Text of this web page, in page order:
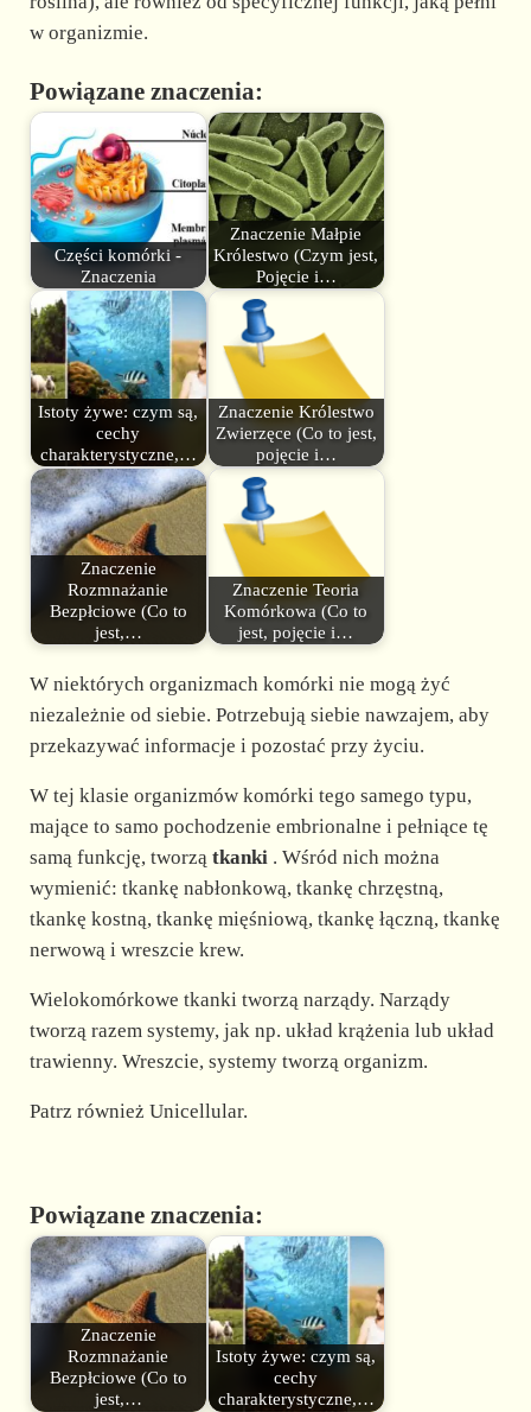
w organizmie.
Powiązane znaczenia:
Części komórki -
Znaczenia
Znaczenie Małpie
Królestwo (Czym jest,
Pojęcie i…
Istoty żywe: czym są,
cechy
charakterystyczne,…
Znaczenie Królestwo
Zwierzęce (Co to jest,
pojęcie i…
Znaczenie
Rozmnażanie
Bezpłciowe (Co to
jest,…
Znaczenie Teoria
Komórkowa (Co to
jest, pojęcie i…
W niektórych organizmach komórki nie mogą żyć
niezależnie od siebie. Potrzebują siebie nawzajem, aby
przekazywać informacje i pozostać przy życiu.
W tej klasie organizmów komórki tego samego typu,
mające to samo pochodzenie embrionalne i pełniące tę
samą funkcję, tworzą tkanki. Wśród nich można
wymienić: tkankę nabłonkową, tkankę chrzęstną,
tkankę kostną, tkankę mięśniową, tkankę łączną, tkankę
nerwową i wreszcie krew.
Wielokomórkowe tkanki tworzą narządy. Narządy
tworzą razem systemy, jak np. układ krążenia lub układ
trawienny. Wreszcie, systemy tworzą organizm.
Patrz również Unicellular.
Powiązane znaczenia:
Znaczenie
Rozmnażanie
Bezpłciowe (Co to
jest,…
Istoty żywe: czym są,
cechy
charakterystyczne,…